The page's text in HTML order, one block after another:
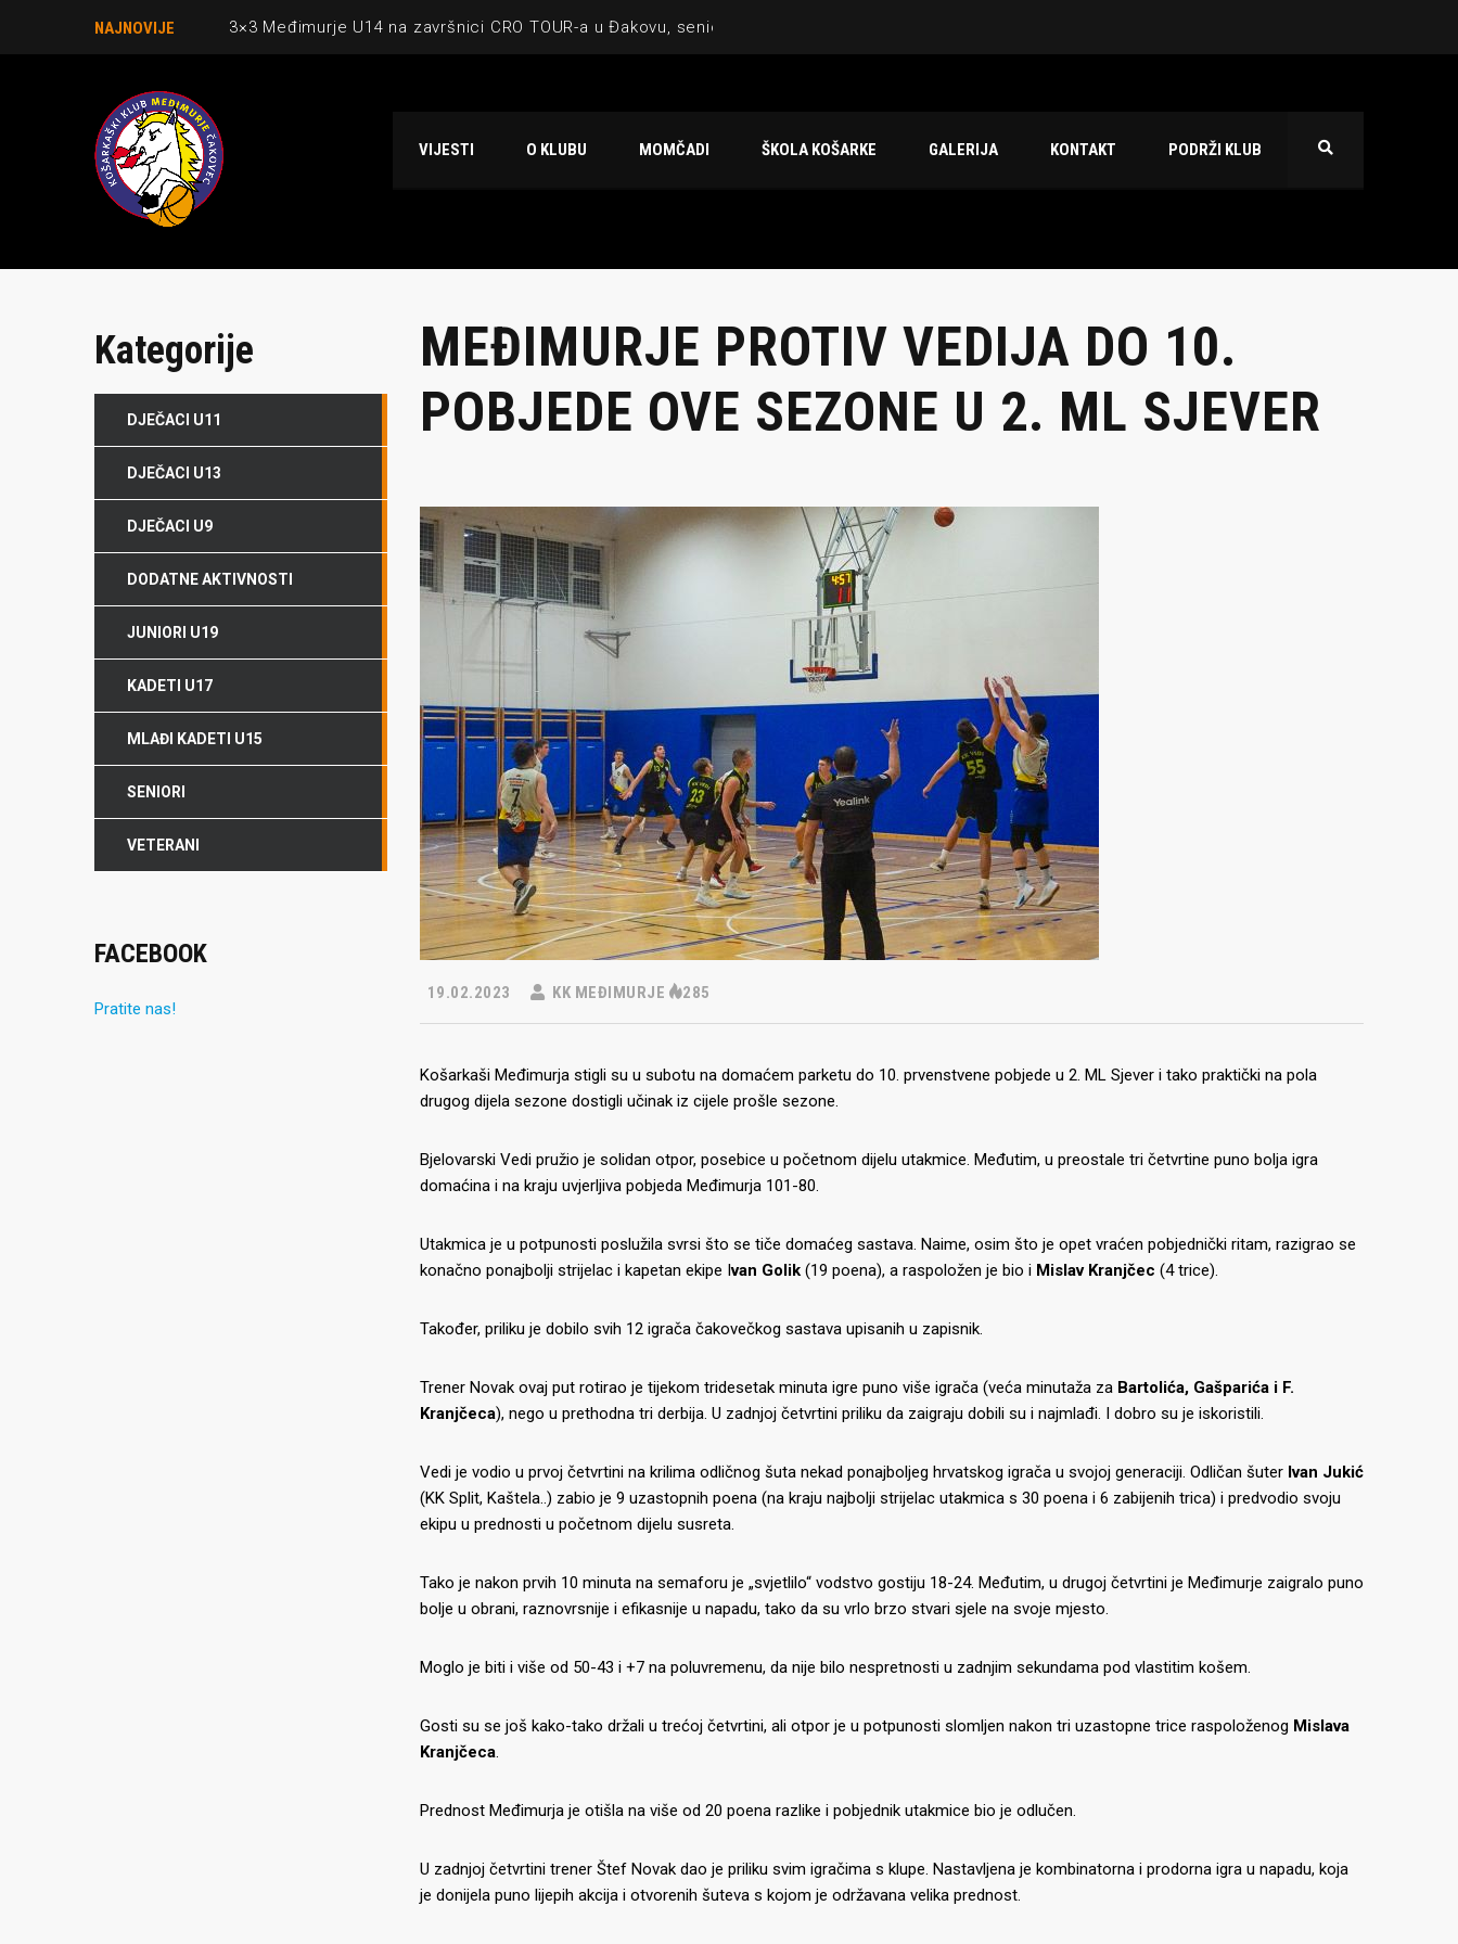
NAJNOVIJE 3×3 Međimurje U14 na završnici CRO TOUR-a u Đakovu, seniorska ekipa 3×3 osvojila Krbulju
Međimurje u revijalnoj utakmici ugostilo atraktivnu NCAA ekipu OBU Bison
VIJESTI O KLUBU MOMČADI ŠKOLA KOŠARKE GALERIJA KONTAKT PODRŽI KLUB
MEĐIMURJE PROTIV VEDIJA DO 10.
POBJEDE OVE SEZONE U 2. ML SJEVER
19.02.2023 KK MEĐIMURJE 285
Košarkaši Međimurja stigli su u subotu na domaćem parketu do 10. prvenstvene pobjede u 2. ML Sjever i tako praktički na pola
drugog dijela sezone dostigli učinak iz cijele prošle sezone.
Bjelovarski Vedi pružio je solidan otpor, posebice u početnom dijelu utakmice. Međutim, u preostale tri četvrtine puno bolja igra
domaćina i na kraju uvjerljiva pobjeda Međimurja 101-80.
Utakmica je u potpunosti poslužila svrsi što se tiče domaćeg sastava. Naime, osim što je opet vraćen pobjednički ritam, razigrao se
konačno ponajbolji strijelac i kapetan ekipe Ivan Golik (19 poena), a raspoložen je bio i Mislav Kranjčec (4 trice).
Također, priliku je dobilo svih 12 igrača čakovečkog sastava upisanih u zapisnik.
Trener Novak ovaj put rotirao je tijekom tridesetak minuta igre puno više igrača (veća minutaža za Bartolića, Gašparića i F.
Kranjčeca), nego u prethodna tri derbija. U zadnjoj četvrtini priliku da zaigraju dobili su i najmlađi. I dobro su je iskoristili.
Vedi je vodio u prvoj četvrtini na krilima odličnog šuta nekad ponajboljeg hrvatskog igrača u svojoj generaciji. Odličan šuter Ivan Jukić
(KK Split, Kaštela..) zabio je 9 uzastopnih poena (na kraju najbolji strijelac utakmica s 30 poena i 6 zabijenih trica) i predvodio svoju
ekipu u prednosti u početnom dijelu susreta.
Tako je nakon prvih 10 minuta na semaforu je „svjetlilo“ vodstvo gostiju 18-24. Međutim, u drugoj četvrtini je Međimurje zaigralo puno
bolje u obrani, raznovrsnije i efikasnije u napadu, tako da su vrlo brzo stvari sjele na svoje mjesto.
Moglo je biti i više od 50-43 i +7 na poluvremenu, da nije bilo nespretnosti u zadnjim sekundama pod vlastitim košem.
Gosti su se još kako-tako držali u trećoj četvrtini, ali otpor je u potpunosti slomljen nakon tri uzastopne trice raspoloženog Mislava
Kranjčeca.
Prednost Međimurja je otišla na više od 20 poena razlike i pobjednik utakmice bio je odlučen.
U zadnjoj četvrtini trener Štef Novak dao je priliku svim igračima s klupe. Nastavljena je kombinatorna i prodorna igra u napadu, koja
je donijela puno lijepih akcija i otvorenih šuteva s kojom je održavana velika prednost.
Kategorije
DJEČACI U11
DJEČACI U13
DJEČACI U9
DODATNE AKTIVNOSTI
JUNIORI U19
KADETI U17
MLAĐI KADETI U15
SENIORI
VETERANI
FACEBOOK
Pratite nas!